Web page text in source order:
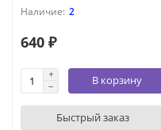
2
640 ₽
В корзину
Быстрый заказ